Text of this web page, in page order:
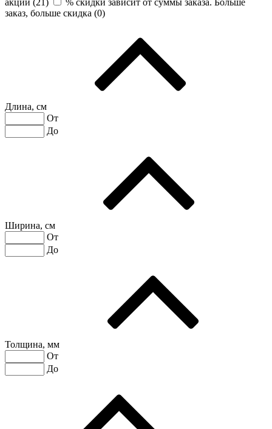
заказ, больше скидка (0)
Длина, см
От
До
Ширина, см
От
До
Толщина, мм
От
До